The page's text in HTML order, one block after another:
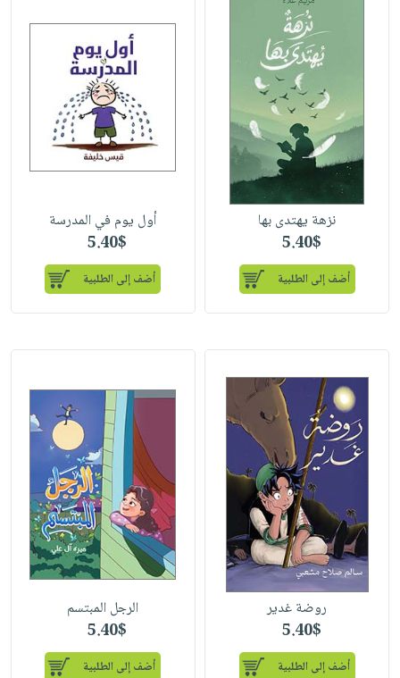
نزهة يهتدى بها
5.40$
أضف إلى الطلبية
أول يوم في المدرسة
5.40$
أضف إلى الطلبية
روضة غدير
5.40$
أضف إلى الطلبية
الرجل المبتسم
5.40$
أضف إلى الطلبية